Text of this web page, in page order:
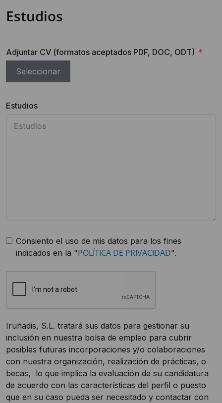
Estudios
Adjuntar CV (formatos aceptados PDF, DOC, ODT)
Seleccionar
Estudios
Consiento el uso de mis datos para los fines
indicados en la "POLÍTICA DE PRIVACIDAD".
Iruñadis, S.L. tratará sus datos para gestionar su
inclusión en nuestra bolsa de empleo para cubrir
posibles futuras incorporaciones y/o colaboraciones
con nuestra organización, realización de prácticas, o
becas, lo que implica la evaluación de su candidatura
de acuerdo con las características del perfil o puesto
que en su caso pueda ser necesitado y contactar con